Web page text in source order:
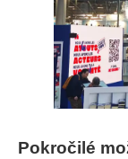
Pokročilé